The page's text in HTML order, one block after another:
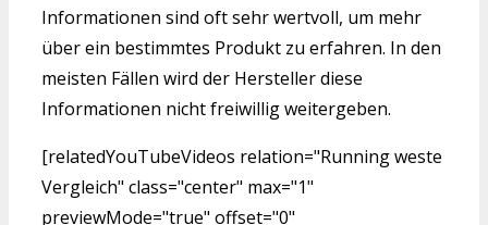
Informationen sind oft sehr wertvoll, um mehr
über ein bestimmtes Produkt zu erfahren. In den
meisten Fällen wird der Hersteller diese
Informationen nicht freiwillig weitergeben.
[relatedYouTubeVideos relation="Running weste
Vergleich" class="center" max="1"
previewMode="true" offset="0"